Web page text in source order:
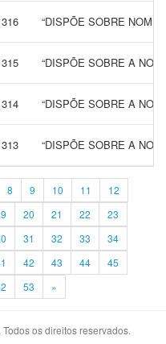
“DISPÕE SOBRE
“DISPÕE SOBRE A
“DISPÕE SOBRE A
“DISPÕE SOBRE A
8 9 10 11
12
20 21 22
23
31 32 33
34
42 43 44
45
53 »
os direitos reservados.